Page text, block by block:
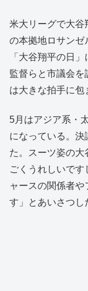
米大リーグで大谷
の本拠地ロサンゼ
「大谷翔平の日
監督らと市議会
は大きな拍手に包
5月はアジア系・
になっている。決
た。スーツ姿の大
ごくうれしいで
ャースの関係者や
す」とあいさつし